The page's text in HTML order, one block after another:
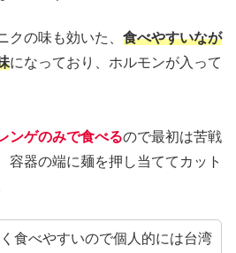
クの味も効いた、 食べやすいなが
になっており、ホルモンが入って
ンゲのみで食べるので最初は苦戦
容器の端に麺を押し当ててカット
食べやすいので個人的には台湾